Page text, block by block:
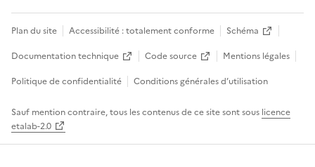
Plan du site Accessibilité : totalement conforme
Schéma
Documentation technique
Code source
Mentions légales
Politique de confidentialité
Conditions générales d’utilisation
Sauf mention contraire, tous les contenus de ce site sont sous licence
etalab-2.0